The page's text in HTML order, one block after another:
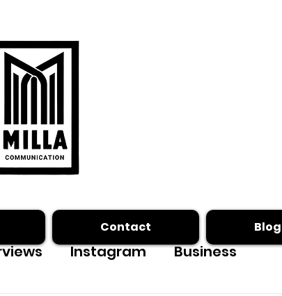
Instagram Business
Contact Blog